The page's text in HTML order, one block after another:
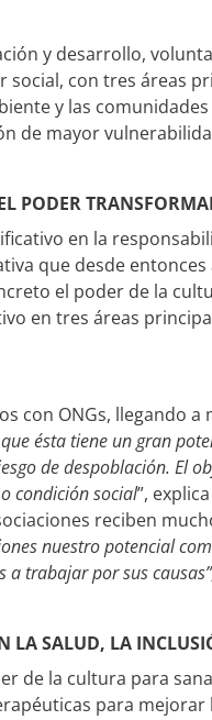
y desarrollo,
social, con tres áreas
y las
de mayor
PODER
en la
que desde
el poder de la
en tres áreas
con ONGs, llegando
ésta tiene un gran
de despoblación. El
condición social”, explica
reciben
nuestro potencial
trabajar por sus
LA SALUD, LA
de la cultura para
para